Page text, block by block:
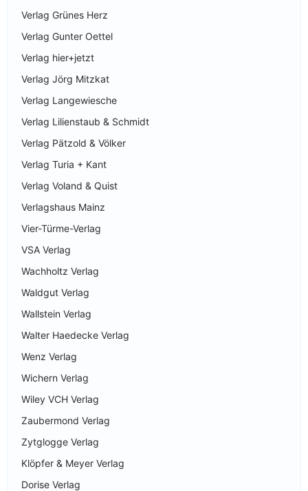
Verlag Grünes Herz
Verlag Gunter Oettel
Verlag hier+jetzt
Verlag Jörg Mitzkat
Verlag Langewiesche
Verlag Lilienstaub & Schmidt
Verlag Pätzold & Völker
Verlag Turia + Kant
Verlag Voland & Quist
Verlagshaus Mainz
Vier-Türme-Verlag
VSA Verlag
Wachholtz Verlag
Waldgut Verlag
Wallstein Verlag
Walter Haedecke Verlag
Wenz Verlag
Wichern Verlag
Wiley VCH Verlag
Zaubermond Verlag
Zytglogge Verlag
Klöpfer & Meyer Verlag
Dorise Verlag